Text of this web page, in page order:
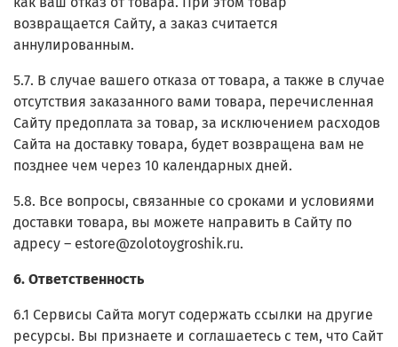
возвращается Сайту, а заказ считается
аннулированным.
5.7. В случае вашего отказа от товара, а также в случае
отсутствия заказанного вами товара, перечисленная
Сайту предоплата за товар, за исключением расходов
Сайта на доставку товара, будет возвращена вам не
позднее чем через 10 календарных дней.
5.8. Все вопросы, связанные со сроками и условиями
доставки товара, вы можете направить в Сайту по
адресу – estore@zolotoygroshik.ru.
6. Ответственность
6.1 Сервисы Сайта могут содержать ссылки на другие
ресурсы. Вы признаете и соглашаетесь с тем, что Сайт